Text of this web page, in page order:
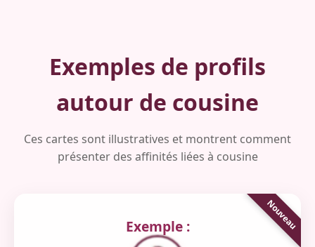
Exemples de profils
autour de cousine
Ces cartes sont illustratives et montrent comment
présenter des affinités liées à cousine
Exemple :